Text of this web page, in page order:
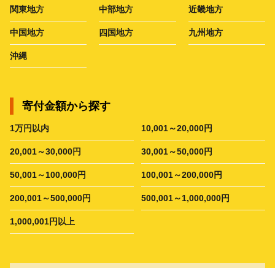
関東地方 中部地方 近畿地方
中国地方 四国地方 九州地方
沖縄
寄付金額から探す
1万円以内 10,001～20,000円
20,001～30,000円 30,001～50,000円
50,001～100,000円 100,001～200,000円
200,001～500,000円 500,001～1,000,000円
1,000,001円以上